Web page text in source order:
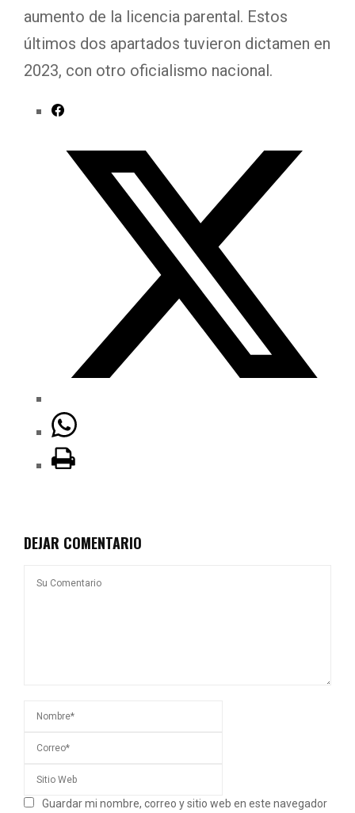
aumento de la licencia parental. Estos
últimos dos apartados tuvieron dictamen en
2023, con otro oficialismo nacional.
DEJAR COMENTARIO
Guardar mi nombre, correo y sitio web en este navegador